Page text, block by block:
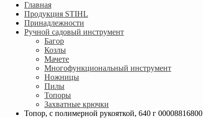
Главная
Продукция STIHL
Принадлежности
Ручной садовый инструмент
Багор
Козлы
Мачете
Многофункциональный инструмент
Ножницы
Пилы
Топоры
Захватные крючки
Топор, с полимерной рукояткой, 640 г 00008816800